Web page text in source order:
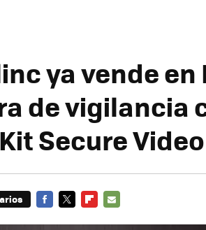
ya vende
de vigilancia
Secure Video